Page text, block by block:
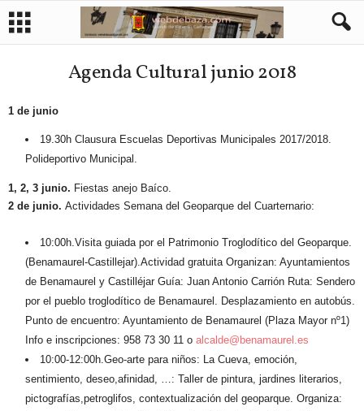
Agenda Cultural junio 2018
1 de junio
19.30h Clausura Escuelas Deportivas Municipales 2017/2018.
Polideportivo Municipal.
1, 2, 3 junio. Fiestas anejo Baíco.
2 de junio. Actividades Semana del Geoparque del Cuarternario:
10:00h.Visita guiada por el Patrimonio Troglodítico del Geoparque.
(Benamaurel-Castillejar).Actividad gratuita Organizan: Ayuntamientos
de Benamaurel y Castilléjar Guía: Juan Antonio Carrión Ruta: Sendero
por el pueblo troglodítico de Benamaurel. Desplazamiento en autobús.
Punto de encuentro: Ayuntamiento de Benamaurel (Plaza Mayor nº1)
Info e inscripciones: 958 73 30 11 o alcalde@benamaurel.es
10:00-12:00h.Geo-arte para niños: La Cueva, emoción,
sentimiento, deseo,afinidad, …: Taller de pintura, jardines literarios,
pictografías,petroglifos, contextualización del geoparque. Organiza: